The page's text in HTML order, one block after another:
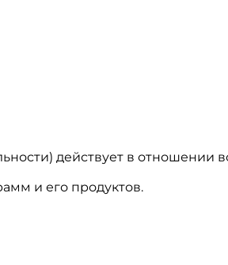
действует в отношении
и его продуктов.